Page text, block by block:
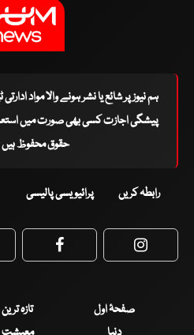
ہم نیوز پر شائع یا نشر ہونے والا مواد
پیشگی اجازت کسی بھی صورت میں
حقوق محفوظ ہیں ©
رابطہ کریں پرائیویسی پالیسی
Facebook
صفحۂ اول تازہ ترین